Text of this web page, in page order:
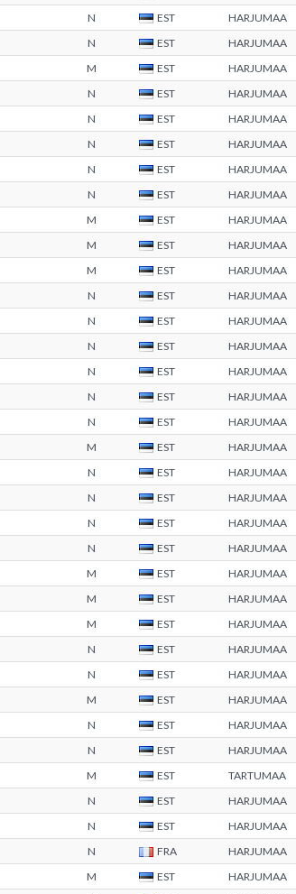
N EST HARJUMAA
N EST HARJUMAA
M EST HARJUMAA
N EST HARJUMAA
N EST HARJUMAA
N EST HARJUMAA
N EST HARJUMAA
N EST HARJUMAA
M EST HARJUMAA
M EST HARJUMAA
M EST HARJUMAA
N EST HARJUMAA
N EST HARJUMAA
N EST HARJUMAA
N EST HARJUMAA
N EST HARJUMAA
N EST HARJUMAA
M EST
HARJUMAA
N EST HARJUMAA
N EST HARJUMAA
N EST HARJUMAA
N EST HARJUMAA
M EST HARJUMAA
M EST HARJUMAA
M EST HARJUMAA
N EST HARJUMAA
N EST HARJUMAA
M EST
HARJUMAA
N EST HARJUMAA
N EST HARJUMAA
M EST TARTUMAA
N EST HARJUMAA
N EST HARJUMAA
N FRA
HARJUMAA
M EST HARJUMAA